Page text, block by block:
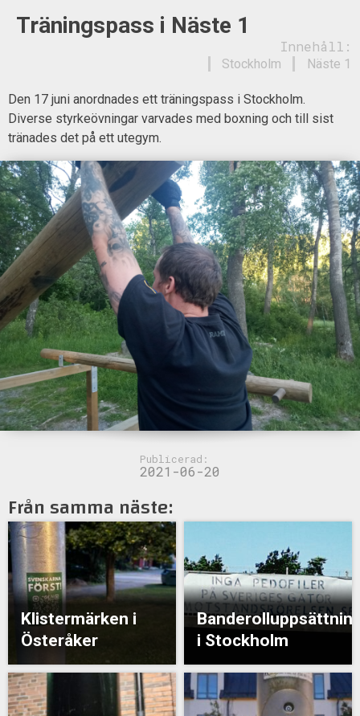
Träningspass i Näste 1
Innehåll:
Näste 1
Stockholm
Den 17 juni anordnades ett träningspass i Stockholm.
Diverse styrkeövningar varvades med boxning och till sist
tränades det på ett utegym.
Publicerad:
2021-06-20
Från samma näste:
Klistermärken i
Österåker
i Stockholm